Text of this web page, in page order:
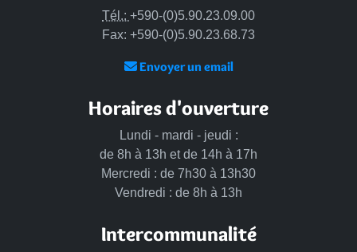
Tél.: +590-(0)5.90.23.09.00
Fax: +590-(0)5.90.23.68.73
Envoyer un email
Horaires d'ouverture
Lundi - mardi - jeudi :
de 8h à 13h et de 14h à 17h
Mercredi : de 7h30 à 13h30
Vendredi : de 8h à 13h
Intercommunalité